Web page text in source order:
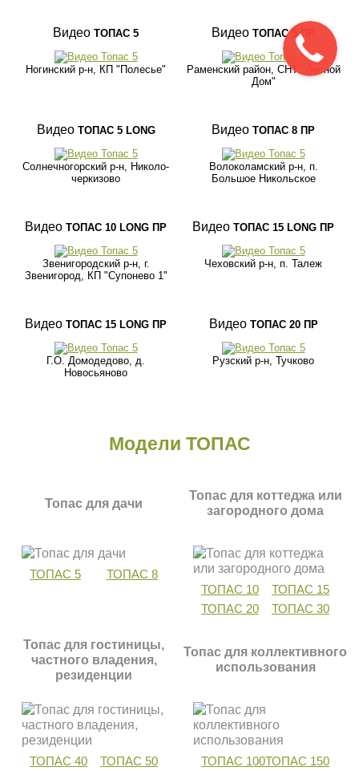
Видео ТОПАС 5
Ногинский р-н, КП "Полесье"
Видео ТОПАС 5 ПР
Раменский район, СНТ "Лесной
Дом"
Видео ТОПАС 5 LONG
Солнечногорский р-н, Николо-
черкизово
Видео ТОПАС 8 ПР
Волоколамский р-н, п.
Большое Никольское
Видео ТОПАС 10 LONG ПР
Звенигородский р-н, г.
Звенигород, КП "Супонево 1"
Видео ТОПАС 15 LONG ПР
Чеховский р-н, п. Талеж
Видео ТОПАС 15 LONG ПР
Г.О. Домодедово, д.
Новосьяново
Видео ТОПАС 20 ПР
Рузский р-н, Тучково
Модели ТОПАС
Топас для дачи
ТОПАС 5 ТОПАС 8
Топас для коттеджа или
загородного дома
ТОПАС 10
ТОПАС 15
ТОПАС 20
ТОПАС 30
Топас для гостиницы,
частного владения,
резиденции
ТОПАС 40 ТОПАС 50
Топас для коллективного
использования
ТОПАС 100ТОПАС 150